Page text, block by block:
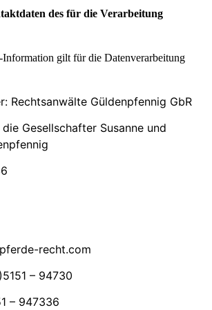
des für die Verarbeitung
Information gilt für die Datenverarbeitung
Rechtsanwälte Güldenpfennig GbR
Gesellschafter Susanne und
recht.com
– 94730
– 947336